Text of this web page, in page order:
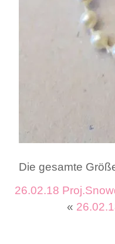
Die gesamte
26.02.18
«